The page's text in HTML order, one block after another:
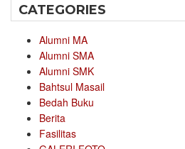
CATEGORIES
Alumni MA
Alumni SMA
Alumni SMK
Bahtsul Masail
Bedah Buku
Berita
Fasilitas